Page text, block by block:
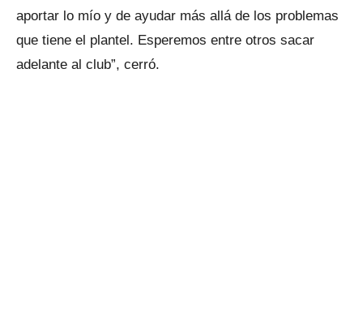
aportar lo mío y de ayudar más allá de los problemas
que tiene el plantel. Esperemos entre otros sacar
adelante al club”, cerró.